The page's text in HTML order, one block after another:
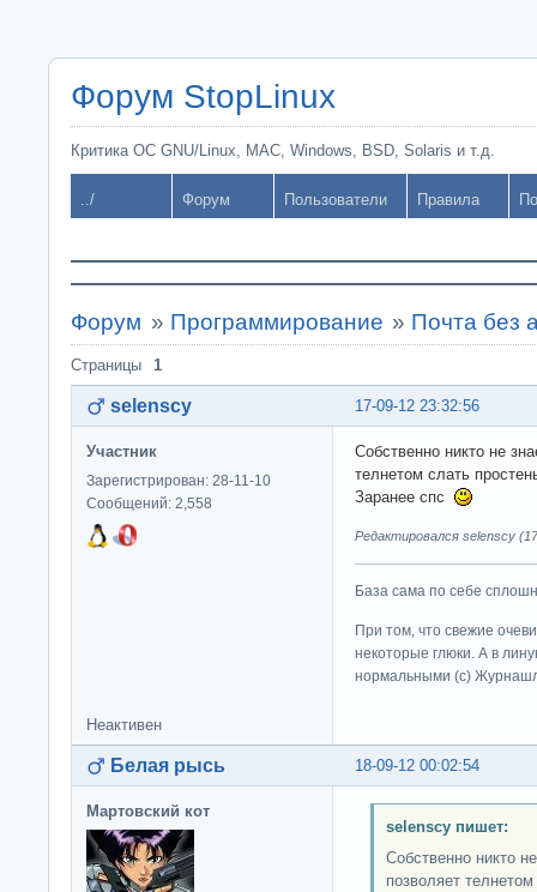
Форум StopLinux
Критика ОС GNU/Linux, MAC, Windows, BSD, Solaris и т.д.
../ Форум Пользователи Правила
Форум » Программирование » Почта без
Страницы 1
17-09-12 23:32:56
selenscy
Участник
Зарегистрирован: 28-11-10
Сообщений: 2,558
Собственно никто не
телнетом слать
Заранее спс
Редактировался selenscy
База сама по себе
При том, что свежие
некоторые глюки. А в
нормальными (c)
Неактивен
18-09-12 00:02:54
Белая рысь
Мартовский кот
selenscy пишет:
Собственно никто
позволяет